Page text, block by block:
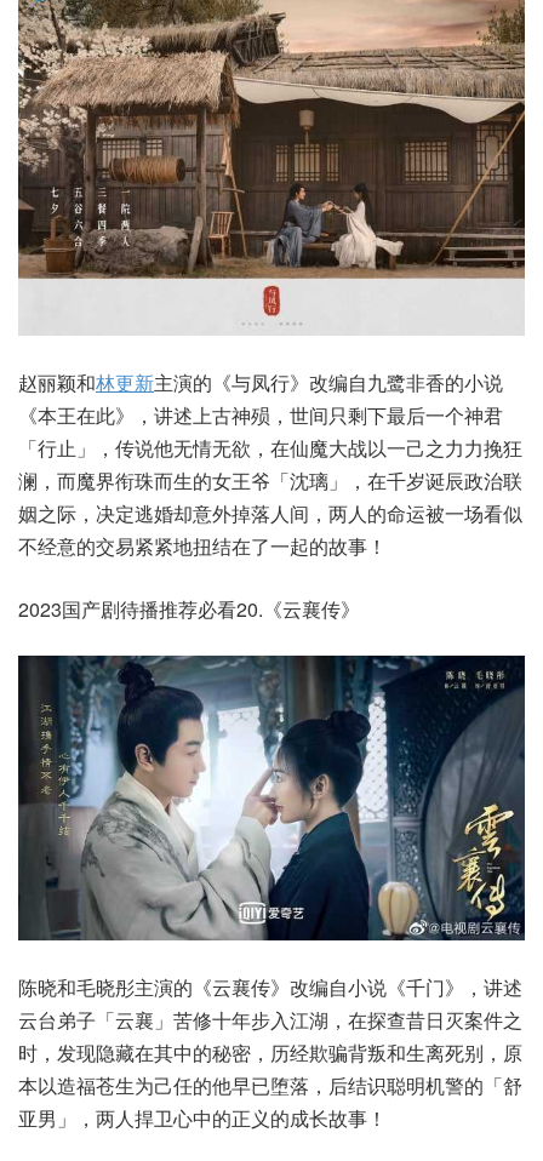
赵丽颖和林更新主演的《与凤行》改编自九鹭非香的小说
《本王在此》，讲述上古神殒，世间只剩下最后一个神君
「行止」，传说他无情无欲，在仙魔大战以一己之力力挽狂
澜，而魔界衔珠而生的女王爷「沈璃」，在千岁诞辰政治联
姻之际，决定逃婚却意外掉落人间，两人的命运被一场看似
不经意的交易紧紧地扭结在了一起的故事！
2023国产剧待播推荐必看20.《云襄传》
陈晓和毛晓彤主演的《云襄传》改编自小说《千门》，讲述
云台弟子「云襄」苦修十年步入江湖，在探查昔日灭案件之
时，发现隐藏在其中的秘密，历经欺骗背叛和生离死别，原
本以造福苍生为己任的他早已堕落，后结识聪明机警的「舒
亚男」，两人捍卫心中的正义的成长故事！